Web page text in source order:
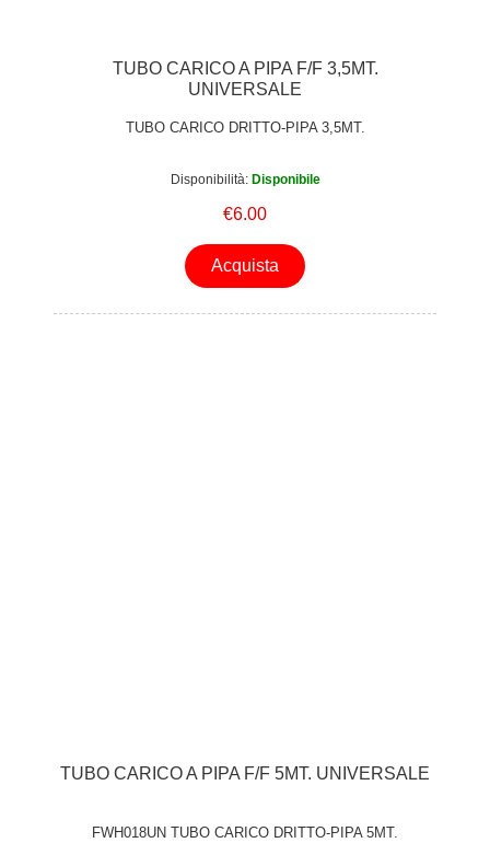
TUBO CARICO A PIPA F/F 3,5MT.
UNIVERSALE
TUBO CARICO DRITTO-PIPA 3,5MT.
Disponibilità: Disponibile
€6.00
Acquista
TUBO CARICO A PIPA F/F 5MT. UNIVERSALE
FWH018UN TUBO CARICO DRITTO-PIPA 5MT.